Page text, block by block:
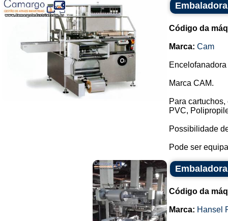
Código da
Marca: Cam
Marca CAM.
Para
PVC,
Possibilidade
Pode ser
Código da
Marca: Hansel